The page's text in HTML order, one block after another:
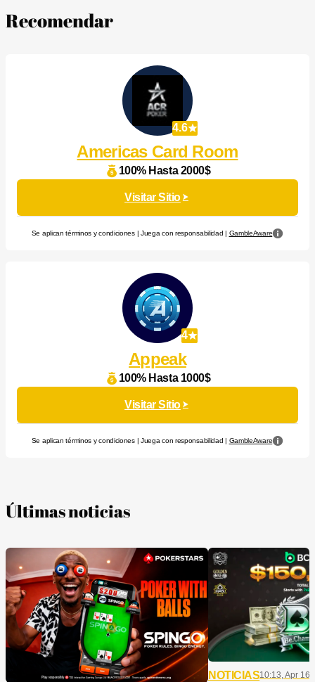
Recomendar
4.6
Americas Card Room
100% Hasta 2000$
Visitar Sitio
Se aplican términos y condiciones | Juega con responsabilidad | GambleAware
4
Appeak
100% Hasta 1000$
Visitar Sitio
Se aplican términos y condiciones | Juega con responsabilidad | GambleAware
Últimas noticias
NOTICIAS10:13, Apr 16